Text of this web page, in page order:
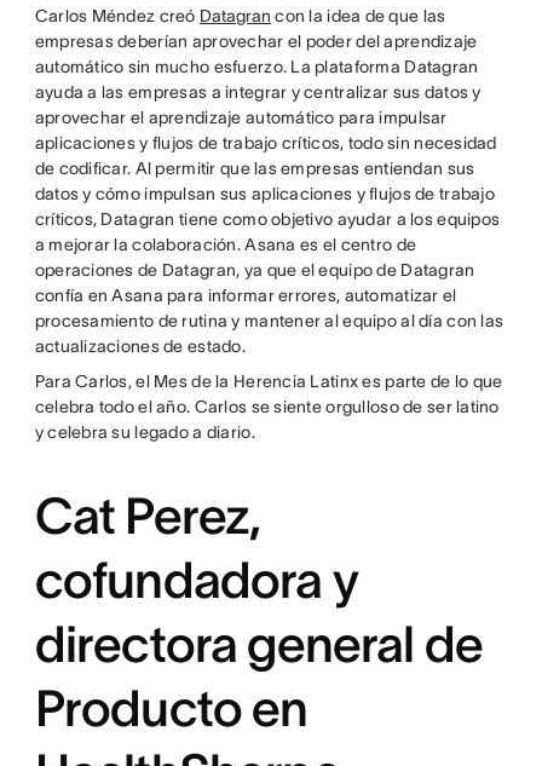
Carlos Méndez creó Datagran con la idea de que las
empresas deberían aprovechar el poder del aprendizaje
automático sin mucho esfuerzo. La plataforma Datagran
ayuda a las empresas a integrar y centralizar sus datos y
aprovechar el aprendizaje automático para impulsar
aplicaciones y flujos de trabajo críticos, todo sin necesidad
de codificar. Al permitir que las empresas entiendan sus
datos y cómo impulsan sus aplicaciones y flujos de trabajo
críticos, Datagran tiene como objetivo ayudar a los equipos
a mejorar la colaboración. Asana es el centro de
operaciones de Datagran, ya que el equipo de Datagran
confía en Asana para informar errores, automatizar el
procesamiento de rutina y mantener al equipo al día con las
actualizaciones de estado.
Para Carlos, el Mes de la Herencia Latinx es parte de lo que
celebra todo el año. Carlos se siente orgulloso de ser latino
y celebra su legado a diario.
Cat Perez,
cofundadora y
directora general de
Producto en